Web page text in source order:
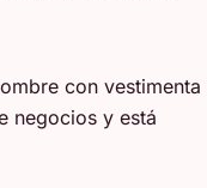
con vestimenta
negocios y está